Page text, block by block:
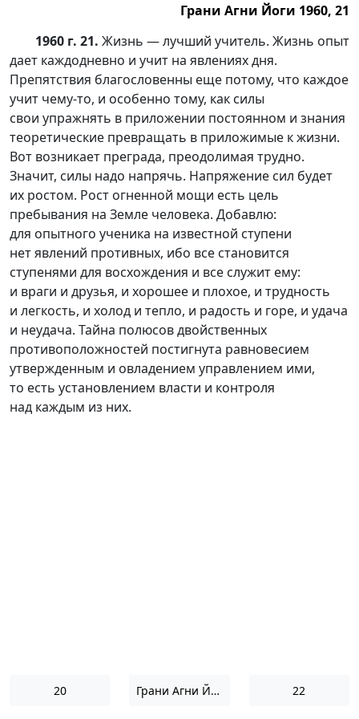
Грани Агни Йоги 1960, 21
1960 г. 21. Жизнь — лучший учитель. Жизнь опыт
дает каждодневно и учит на явлениях дня.
Препятствия благословенны еще потому, что каждое
учит чему-то, и особенно тому, как силы
свои упражнять в приложении постоянном и знания
теоретические превращать в приложимые к жизни.
Вот возникает преграда, преодолимая трудно.
Значит, силы надо напрячь. Напряжение сил будет
их ростом. Рост огненной мощи есть цель
пребывания на Земле человека. Добавлю:
для опытного ученика на известной ступени
нет явлений противных, ибо все становится
ступенями для восхождения и все служит ему:
и враги и друзья, и хорошее и плохое, и трудность
и легкость, и холод и тепло, и радость и горе, и удача
и неудача. Тайна полюсов двойственных
противоположностей постигнута равновесием
утвержденным и овладением управлением ими,
то есть установлением власти и контроля
над каждым из них.
20 Грани Агни Йоги 1960 22